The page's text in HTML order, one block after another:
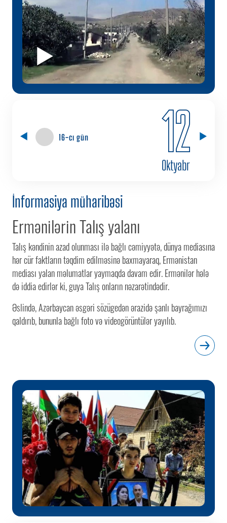
16-cı gün 12
Oktyabr
İnformasiya müharibəsi
Ermənilərin Talış yalanı
Talış kəndinin azad olunması ilə bağlı cəmiyyətə, dünya mediasına
hər cür faktların təqdim edilməsinə baxmayaraq, Ermənistan
mediası yalan məlumatlar yaymaqda davam edir. Ermənilər hələ
də iddia edirlər ki, guya Talış onların nəzarətindədir.
Əslində, Azərbaycan əsgəri sözügedən ərazidə şanlı bayrağımızı
qaldırıb, bununla bağlı foto və videogörüntülər yayılıb.